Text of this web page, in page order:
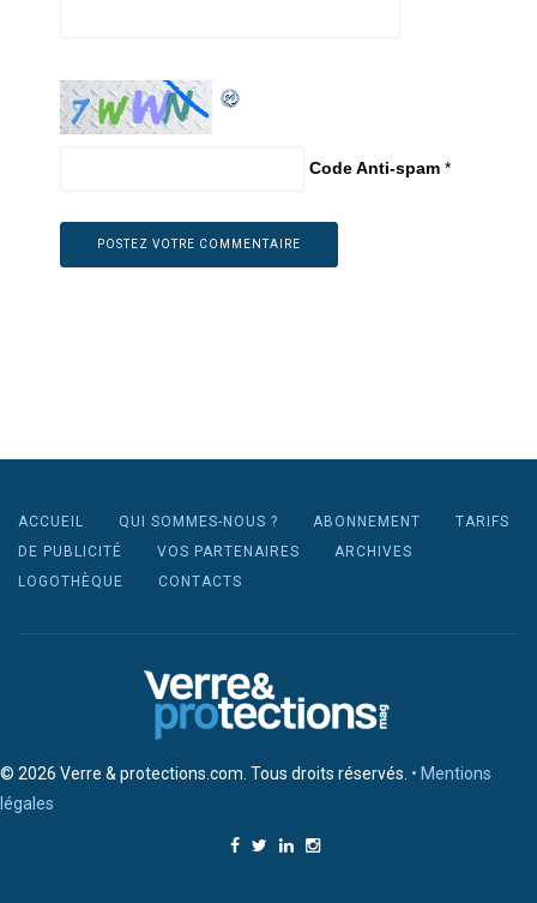
Code Anti-spam *
ACCUEIL QUI SOMMES-NOUS ? ABONNEMENT
TARIFS
DE PUBLICITÉ
VOS PARTENAIRES
ARCHIVES
LOGOTHÈQUE
CONTACTS
© 2026 Verre & protections.com. Tous droits réservés. • Mentions
légales